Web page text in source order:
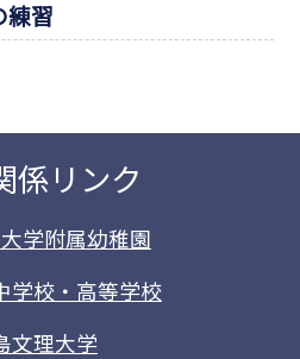
習
係リンク
学附属幼稚園
学校・高等学校
文理大学